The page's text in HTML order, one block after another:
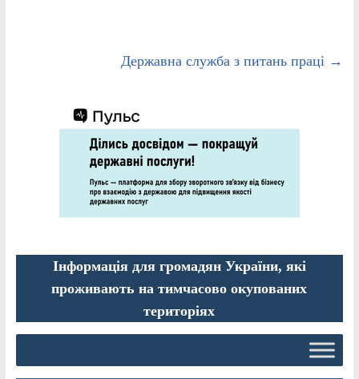
Державна служба з питань праці →
Інформація для громадян України, які
проживають на тимчасово окупованих
територіях